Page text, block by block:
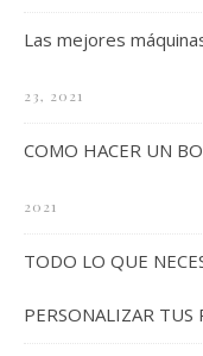
Las mejores
23, 2021
COMO HACER UN
2021
TODO LO QUE
PERSONALIZAR TUS